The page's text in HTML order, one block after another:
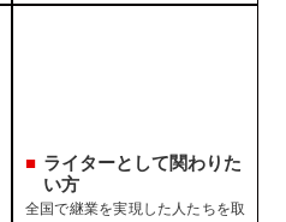
ライターとして関わりた
い方
全国で継業を実現した人たちを取